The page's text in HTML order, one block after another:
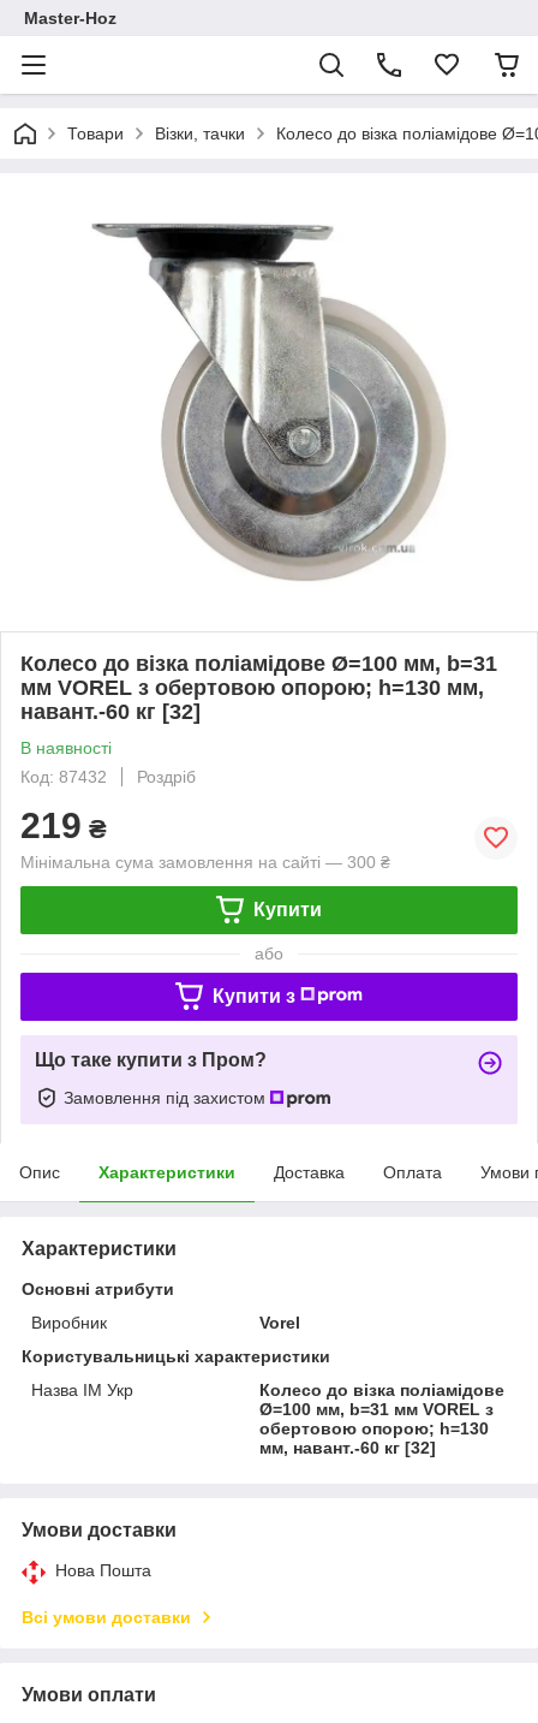
Master-Hoz
Товари Візки, тачки Колесо до візка поліамідове
Колесо до візка поліамідове Ø=100 мм, b=31
мм VOREL з обертовою опорою; h=130 мм,
навант.-60 кг [32]
В наявності
Код: 87432
Роздріб
219 ₴
Мінімальна сума замовлення на сайті — 300 ₴
Купити
або
Купити з
Що таке купити з Пром?
Замовлення під захистом
Опис Характеристики Доставка Оплата Умови
Характеристики
Основні атрибути
Виробник
Vorel
Користувальницькі характеристики
Назва ІМ Укр
Колесо до візка поліамідове
Ø=100 мм, b=31 мм VOREL з
обертовою опорою; h=130
мм, навант.-60 кг [32]
Умови доставки
Нова Пошта
Всі умови доставки
Умови оплати